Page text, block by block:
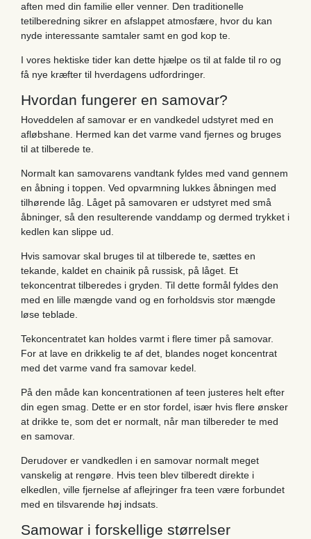
aften med din familie eller venner. Den traditionelle
tetilberedning sikrer en afslappet atmosfære, hvor du kan
nyde interessante samtaler samt en god kop te.
I vores hektiske tider kan dette hjælpe os til at falde til ro og
få nye kræfter til hverdagens udfordringer.
Hvordan fungerer en samovar?
Hoveddelen af ​​samovar er en vandkedel udstyret med en
afløbshane. Hermed kan det varme vand fjernes og bruges
til at tilberede te.
Normalt kan samovarens vandtank fyldes med vand gennem
en åbning i toppen. Ved opvarmning lukkes åbningen med
tilhørende låg. Låget på samovaren er udstyret med små
åbninger, så den resulterende vanddamp og dermed trykket i
kedlen kan slippe ud.
Hvis samovar skal bruges til at tilberede te, sættes en
tekande, kaldet en chainik på russisk, på låget. Et
tekoncentrat tilberedes i gryden. Til dette formål fyldes den
med en lille mængde vand og en forholdsvis stor mængde
løse teblade.
Tekoncentratet kan holdes varmt i flere timer på samovar.
For at lave en drikkelig te af det, blandes noget koncentrat
med det varme vand fra samovar kedel.
På den måde kan koncentrationen af ​​teen justeres helt efter
din egen smag. Dette er en stor fordel, især hvis flere ønsker
at drikke te, som det er normalt, når man tilbereder te med
en samovar.
Derudover er vandkedlen i en samovar normalt meget
vanskelig at rengøre. Hvis teen blev tilberedt direkte i
elkedlen, ville fjernelse af aflejringer fra teen være forbundet
med en tilsvarende høj indsats.
Samowar i forskellige størrelser